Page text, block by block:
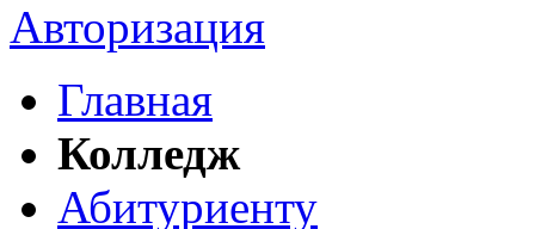
Авторизация
Главная
Колледж
Абитуриенту